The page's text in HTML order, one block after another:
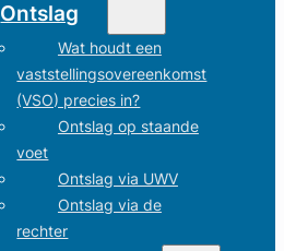
Ontslag
Wat houdt een
vaststellingsovereenkomst
(VSO) precies in?
Ontslag op staande
voet
Ontslag via UWV
Ontslag via de
rechter